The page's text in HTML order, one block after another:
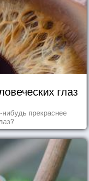
глаз
прекраснее